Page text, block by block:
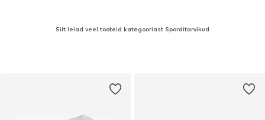
Siit leiad veel tooteid kategooriast Sporditarvikud